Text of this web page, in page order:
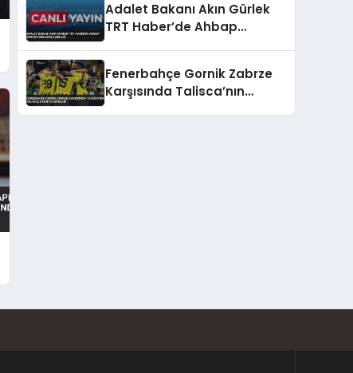
Adalet Bakanı Akın Gürlek
TRT Haber’de Ahbap
Fenerbahçe Gornik Zabrze
Karşısında Talisca’nın